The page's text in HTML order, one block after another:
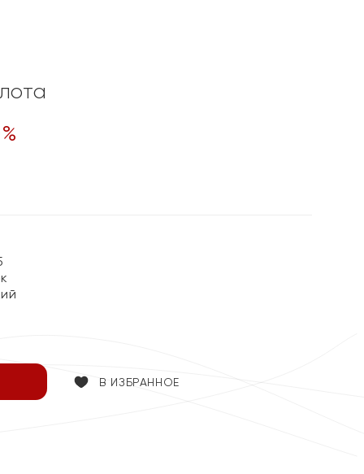
%
В ИЗБРАННОЕ